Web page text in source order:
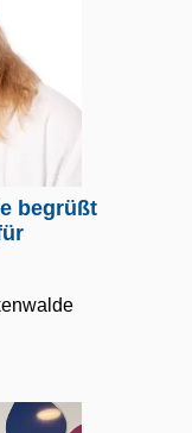
begrüßt